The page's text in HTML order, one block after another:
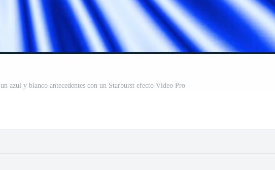
un azul y blanco antecedentes con un Starburst efecto Vídeo Pro